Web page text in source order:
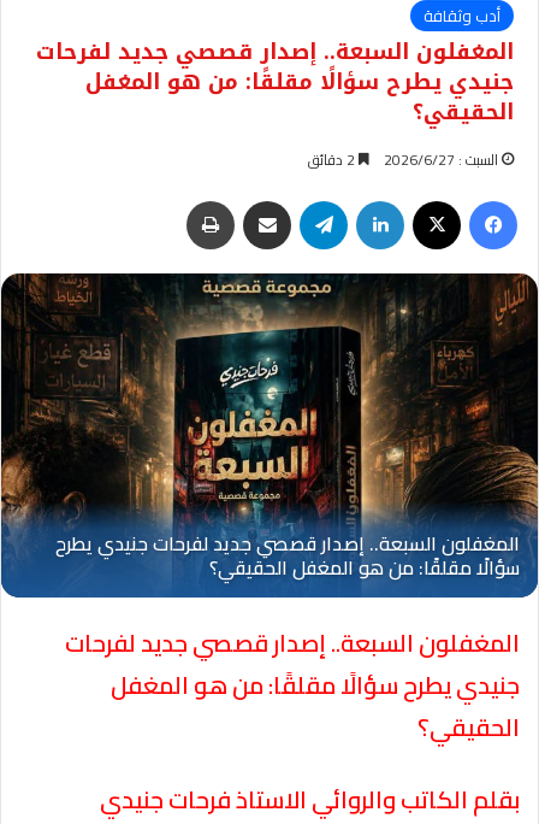
أدب وثقافة
المغفلون السبعة.. إصدار قصصي جديد لفرحات
جنيدي يطرح سؤالًا مقلقًا: من هو المغفل
الحقيقي؟
السبت : 2026/6/27
فيسبوك لينكدإن تيلقرام مشاركة عبر البريد
المغفلون السبعة.. إصدار قصصي جديد لفرحات
جنيدي يطرح سؤالًا مقلقًا: من هو المغفل
الحقيقي؟
بقلم الكاتب والروائي الاستاذ فرحات جنيدي